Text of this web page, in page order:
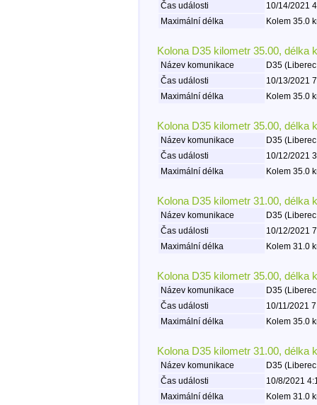
Čas události
10/14/2021
Maximální délka
Kolem 35.0
Kolona D35 kilometr 35.00, délka
Název komunikace
D35
Čas události
10/13/2021
Maximální délka
Kolem 35.0
Kolona D35 kilometr 35.00, délka
Název komunikace
D35
Čas události
10/12/2021
Maximální délka
Kolem 35.0
Kolona D35 kilometr 31.00, délka
Název komunikace
D35
Čas události
10/12/2021
Maximální délka
Kolem 31.0
Kolona D35 kilometr 35.00, délka
Název komunikace
D35
Čas události
10/11/2021
Maximální délka
Kolem 35.0
Kolona D35 kilometr 31.00, délka
Název komunikace
D35
Čas události
10/8/2021
Maximální délka
Kolem 31.0